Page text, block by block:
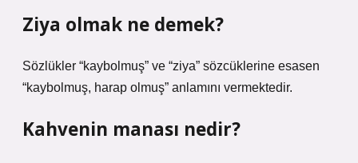
Ziya olmak ne demek?
Sözlükler “kaybolmuş” ve “ziya” sözcüklerine esasen
“kaybolmuş, harap olmuş” anlamını vermektedir.
Kahvenin manası nedir?